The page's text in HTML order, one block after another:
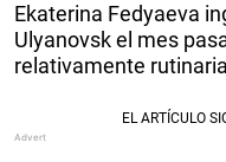
Ekaterina Fedyaeva
Ulyanovsk el mes
relativamente